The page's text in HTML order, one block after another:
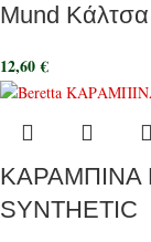
Mund
12,60€
ΚΑΡΑΜΠΙΝΑ
SYNTHETIC